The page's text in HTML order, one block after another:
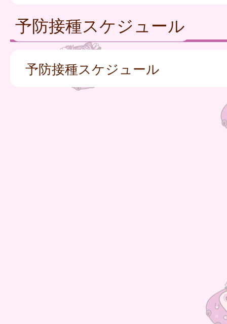
予防接種スケジュール
予防接種スケジュール